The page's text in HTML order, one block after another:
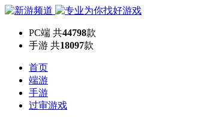
PC端 共44798款
手游 共18097款
首页
端游
手游
过审游戏